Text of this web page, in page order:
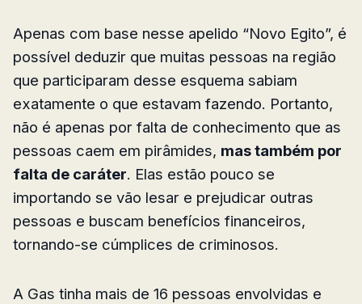
Apenas com base nesse apelido “Novo Egito”, é
possível deduzir que muitas pessoas na região
que participaram desse esquema sabiam
exatamente o que estavam fazendo. Portanto,
não é apenas por falta de conhecimento que as
pessoas caem em pirâmides, mas também por
falta de caráter. Elas estão pouco se
importando se vão lesar e prejudicar outras
pessoas e buscam benefícios financeiros,
tornando-se cúmplices de criminosos.
A Gas tinha mais de 16 pessoas envolvidas e